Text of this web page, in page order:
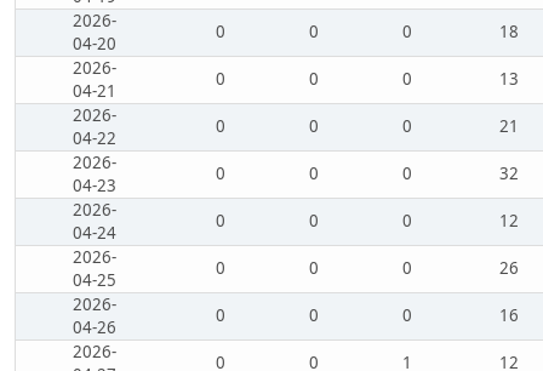
2026-
04-20
0 0 0
18
2026-
04-21
0 0 0
13
2026-
04-22
0 0 0
21
2026-
04-23
0 0 0
32
2026-
04-24
0 0 0
12
2026-
04-25
0 0 0
26
2026-
04-26
0 0 0
16
2026-
0 0 1
12